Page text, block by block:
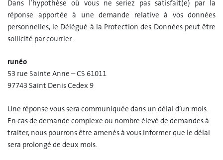
Dans l’hypothèse où vous ne seriez pas satisfait(e) par la
réponse apportée à une demande relative à vos données
personnelles, le Délégué à la Protection des Données peut être
sollicité par courrier :
runéo
53 rue Sainte Anne – CS 61011
97743 Saint Denis Cedex 9
Une réponse vous sera communiquée dans un délai d’un mois.
En cas de demande complexe ou nombre élevé de demandes à
traiter, nous pourrons être amenés à vous informer que le délai
sera prolongé de deux mois.